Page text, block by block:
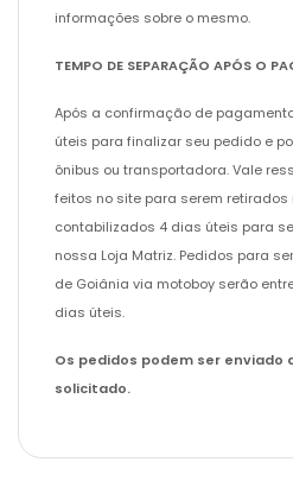
informações sobre o mesmo.
TEMPO DE SEPARAÇÃO APÓS O
Após a confirmação de
úteis para finalizar seu pedido e
ônibus ou transportadora. Vale
feitos no site para serem
contabilizados 4 dias úteis para
nossa Loja Matriz. Pedidos para
de Goiânia via motoboy serão
dias úteis.
Os pedidos podem ser enviado
solicitado.